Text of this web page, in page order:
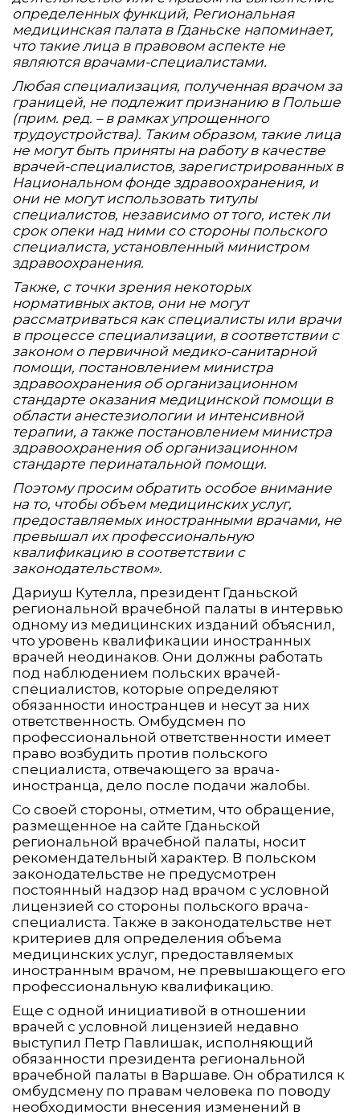
определенных функций, Региональная
медицинская палата в Гданьске напоминает,
что такие лица в правовом аспекте не
являются врачами-специалистами.
Любая специализация, полученная врачом за
границей, не подлежит признанию в Польше
(прим. ред. – в рамках упрощенного
трудоустройства). Таким образом, такие лица
не могут быть приняты на работу в качестве
врачей-специалистов, зарегистрированных в
Национальном фонде здравоохранения, и
они не могут использовать титулы
специалистов, независимо от того, истек ли
срок опеки над ними со стороны польского
специалиста, установленный министром
здравоохранения.
Также, с точки зрения некоторых
нормативных актов, они не могут
рассматриваться как специалисты или врачи
в процессе специализации, в соответствии с
законом о первичной медико-санитарной
помощи, постановлением министра
здравоохранения об организационном
стандарте оказания медицинской помощи в
области анестезиологии и интенсивной
терапии, а также постановлением министра
здравоохранения об организационном
стандарте перинатальной помощи.
Поэтому просим обратить особое внимание
на то, чтобы объем медицинских услуг,
предоставляемых иностранными врачами, не
превышал их профессиональную
квалификацию в соответствии с
законодательством».
Дариуш Кутелла, президент Гданьской
региональной врачебной палаты в интервью
одному из медицинских изданий объяснил,
что уровень квалификации иностранных
врачей неодинаков. Они должны работать
под наблюдением польских врачей-
специалистов, которые определяют
обязанности иностранцев и несут за них
ответственность. Омбудсмен по
профессиональной ответственности имеет
право возбудить против польского
специалиста, отвечающего за врача-
иностранца, дело после подачи жалобы.
Со своей стороны, отметим, что обращение,
размещенное на сайте Гданьской
региональной врачебной палаты, носит
рекомендательный характер. В польском
законодательстве не предусмотрен
постоянный надзор над врачом с условной
лицензией со стороны польского врача-
специалиста. Также в законодательстве нет
критериев для определения объема
медицинских услуг, предоставляемых
иностранным врачом, не превышающего его
профессиональную квалификацию.
Еще с одной инициативой в отношении
врачей с условной лицензией недавно
выступил Петр Павлишак, исполняющий
обязанности президента региональной
врачебной палаты в Варшаве. Он обратился к
омбудсмену по правам человека по поводу
необходимости внесения изменений в